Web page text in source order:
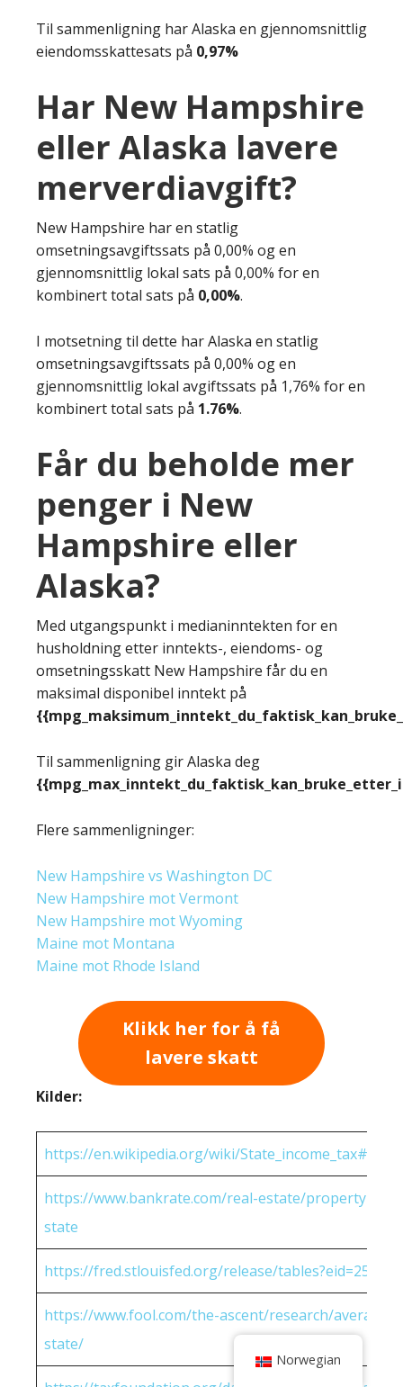
Til sammenligning har Alaska en gjennomsnittlig
eiendomsskattesats på 0,97%
Har New Hampshire
eller Alaska lavere
merverdiavgift?
New Hampshire har en statlig
omsetningsavgiftssats på 0,00% og en
gjennomsnittlig lokal sats på 0,00% for en
kombinert total sats på 0,00%.
I motsetning til dette har Alaska en statlig
omsetningsavgiftssats på 0,00% og en
gjennomsnittlig lokal avgiftssats på 1,76% for en
kombinert total sats på 1.76%.
Får du beholde mer
penger i New
Hampshire eller
Alaska?
Med utgangspunkt i medianinntekten for en
husholdning etter inntekts-, eiendoms- og
omsetningsskatt New Hampshire får du en
maksimal disponibel inntekt på
Til sammenligning gir Alaska deg
Flere sammenligninger:
New Hampshire vs Washington DC
New Hampshire mot Vermont
New Hampshire mot Wyoming
Maine mot Montana
Maine mot Rhode Island
Klikk her for å få
lavere skatt
Kilder:
https://en.wikipedia.org/wiki/
https://www.bankrate.com/real-estate/property-
state
https://fred.stlouisfed.org/release/
https://www.fool.com/the-ascent/research/average-
state/
Norwegian